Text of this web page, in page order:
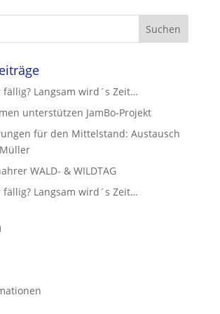
€599,00 €.
Langsam wird´s Zeit…
unterstützen JamBo-Projekt
für den Mittelstand: Austausch
WALD- & WILDTAG
Langsam wird´s Zeit…